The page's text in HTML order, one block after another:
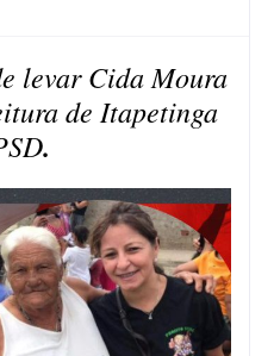
levar Cida Moura
de Itapetinga
.